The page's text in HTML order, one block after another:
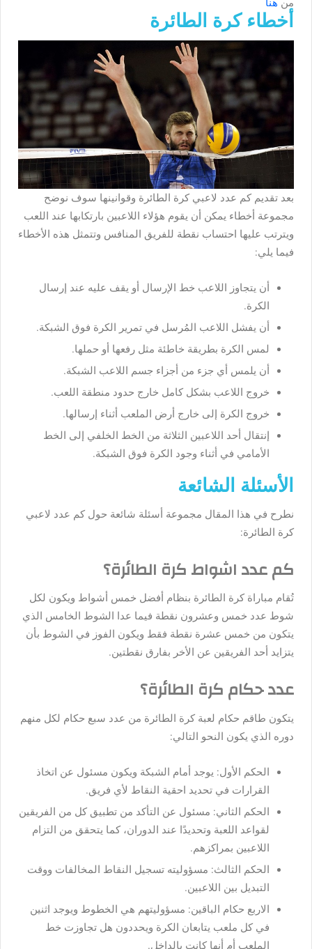
من هنا
أخطاء كرة الطائرة
بعد تقديم كم عدد لاعبي كرة الطائرة وقوانينها سوف نوضح
مجموعة أخطاء يمكن أن يقوم هؤلاء اللاعبين بارتكابها عند اللعب
ويترتب عليها احتساب نقطة للفريق المنافس وتتمثل هذه الأخطاء
فيما يلي:
أن يتجاوز اللاعب خط الإرسال أو يقف عليه عند إرسال
الكرة.
أن يفشل اللاعب المُرسل في تمرير الكرة فوق الشبكة.
لمس الكرة بطريقة خاطئة مثل رفعها أو حملها.
أن يلمس أي جزء من أجزاء جسم اللاعب الشبكة.
خروج اللاعب بشكل كامل خارج حدود منطقة اللعب.
خروج الكرة إلى خارج أرض الملعب أثناء إرسالها.
إنتقال أحد اللاعبين الثلاثة من الخط الخلفي إلى الخط
الأمامي في أثناء وجود الكرة فوق الشبكة.
الأسئلة الشائعة
نطرح في هذا المقال مجموعة أسئلة شائعة حول كم عدد لاعبي
كرة الطائرة:
كم عدد اشواط كرة الطائرة؟
تُقام مباراة كرة الطائرة بنظام أفضل خمس أشواط ويكون لكل
شوط عدد خمس وعشرون نقطة فيما عدا الشوط الخامس الذي
يتكون من خمس عشرة نقطة فقط ويكون الفوز في الشوط بأن
يتزايد أحد الفريقين عن الأخر بفارق نقطتين.
عدد حكام كرة الطائرة؟
يتكون طاقم حكام لعبة كرة الطائرة من عدد سبع حكام لكل منهم
دوره الذي يكون النحو التالي:
الحكم الأول: يوجد أمام الشبكة ويكون مسئول عن اتخاذ
القرارات في تحديد احقية النقاط لأي فريق.
الحكم الثاني: مسئول عن التأكد من تطبيق كل من الفريقين
لقواعد اللعبة وتحديدًا عند الدوران، كما يتحقق من التزام
اللاعبين بمراكزهم.
الحكم الثالث: مسؤوليته تسجيل النقاط المخالفات ووقت
التبديل بين اللاعبين.
الاربع حكام الباقين: مسؤوليتهم هي الخطوط ويوجد اثنين
في كل ملعب يتابعان الكرة ويحددون هل تجاوزت خط
الملعب أم أنها كانت بالداخل.